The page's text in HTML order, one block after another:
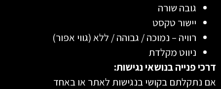
גובה שורה
יישור טקסט
רוויה – נמוכה / גבוהה / ללא (גווי אפור)
ניווט מקלדת
דרכי פנייה בנושאי נגישות:
אם נתקלתם בקושי בנגישות לאתר או באחד